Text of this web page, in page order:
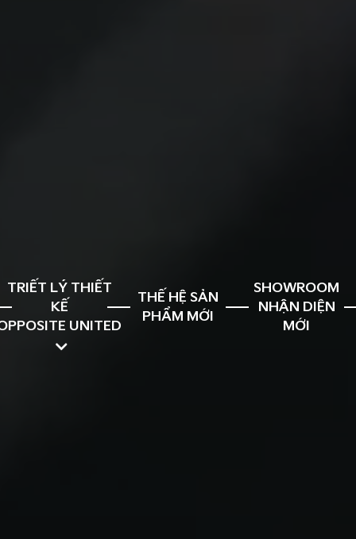
TRIẾT LÝ THIẾT
KẾ
UNITED
THẾ HỆ SẢN
PHẨM MỚI
SHOWROOM
NHẬN DIỆN
MỚI